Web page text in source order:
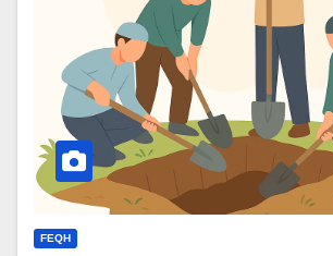
FEQH